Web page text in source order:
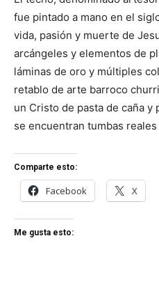
fue pintado a mano en el
vida, pasión y muerte de
arcángeles y elementos de
láminas de oro y múltiples
retablo de arte barroco
un Cristo de pasta de caña y
se encuentran tumbas
Comparte esto:
Facebook X
Me gusta esto: